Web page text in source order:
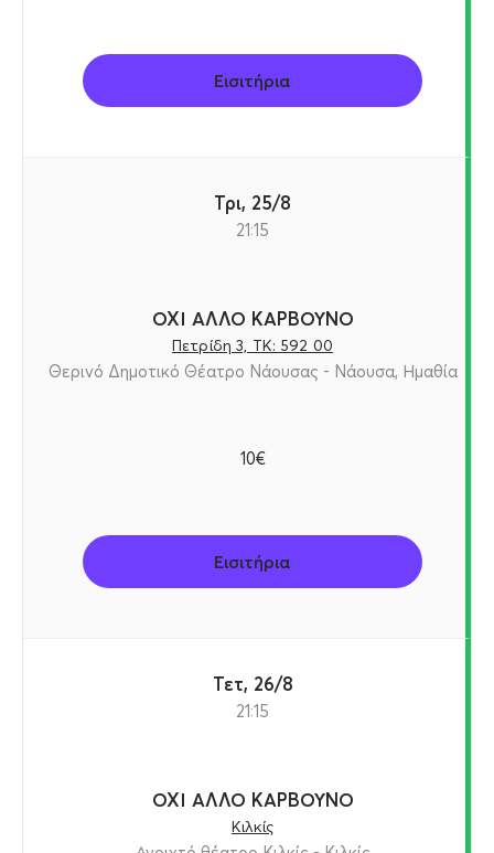
Εισιτήρια
Τρι, 25/8
21:15
ΟΧΙ ΑΛΛΟ ΚΑΡΒΟΥΝΟ
Πετρίδη 3, ΤΚ: 592 00
Θερινό Δημοτικό Θέατρο Νάουσας - Νάουσα, Ημαθία
10€
Εισιτήρια
Τετ, 26/8
21:15
ΟΧΙ ΑΛΛΟ ΚΑΡΒΟΥΝΟ
Κιλκίς